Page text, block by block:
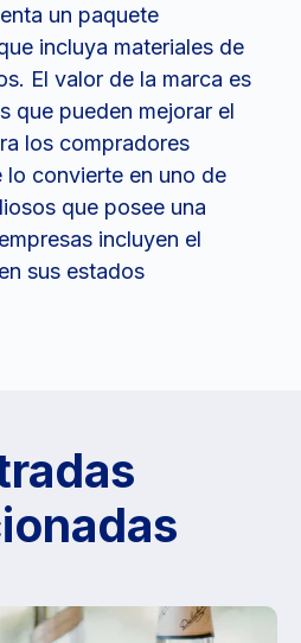
un paquete
incluya materiales de
El valor de la marca es
que pueden mejorar el
los compradores
lo convierte en uno de
que posee una
incluyen el
sus estados